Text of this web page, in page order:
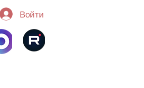
Войти